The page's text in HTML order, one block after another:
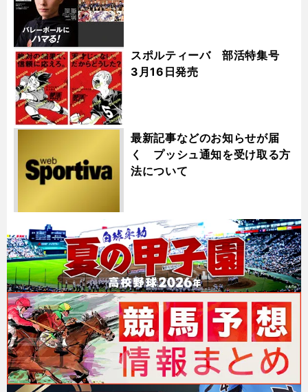
スポルティーバ 部活特集号
3月16日発売
最新記事などのお知らせが届
く プッシュ通知を受け取る方
法について